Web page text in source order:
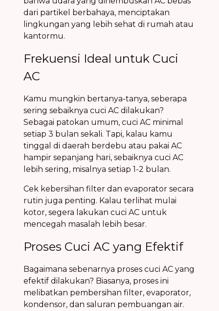
dari partikel berbahaya, menciptakan
lingkungan yang lebih sehat di rumah atau
kantormu.
Frekuensi Ideal untuk Cuci
AC
Kamu mungkin bertanya-tanya, seberapa
sering sebaiknya cuci AC dilakukan?
Sebagai patokan umum, cuci AC minimal
setiap 3 bulan sekali. Tapi, kalau kamu
tinggal di daerah berdebu atau pakai AC
hampir sepanjang hari, sebaiknya cuci AC
lebih sering, misalnya setiap 1-2 bulan.
Cek kebersihan filter dan evaporator secara
rutin juga penting. Kalau terlihat mulai
kotor, segera lakukan cuci AC untuk
mencegah masalah lebih besar.
Proses Cuci AC yang Efektif
Bagaimana sebenarnya proses cuci AC yang
efektif dilakukan? Biasanya, proses ini
melibatkan pembersihan filter, evaporator,
kondensor, dan saluran pembuangan air.